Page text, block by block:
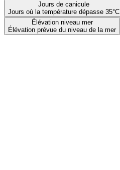
Jours de canicule
Jours où la température dépasse 35°C
Élévation niveau mer
Élévation prévue du niveau de la mer